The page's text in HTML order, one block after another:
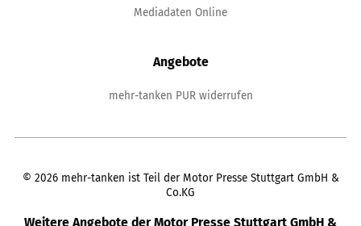
Mediadaten Online
Angebote
mehr-tanken PUR widerrufen
© 2026 mehr-tanken ist Teil der Motor Presse Stuttgart GmbH &
Co.KG
Weitere Angebote der Motor Presse Stuttgart GmbH &